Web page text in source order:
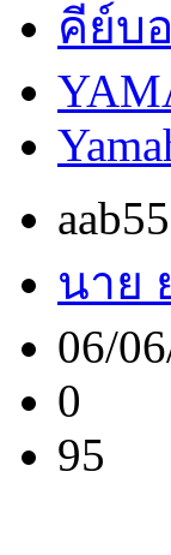
คีย์บ
นาย
06/
0
95